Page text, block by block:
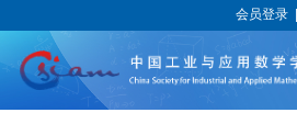
会员登录